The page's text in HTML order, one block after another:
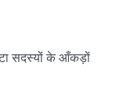
सदस्यों के आँकड़ों